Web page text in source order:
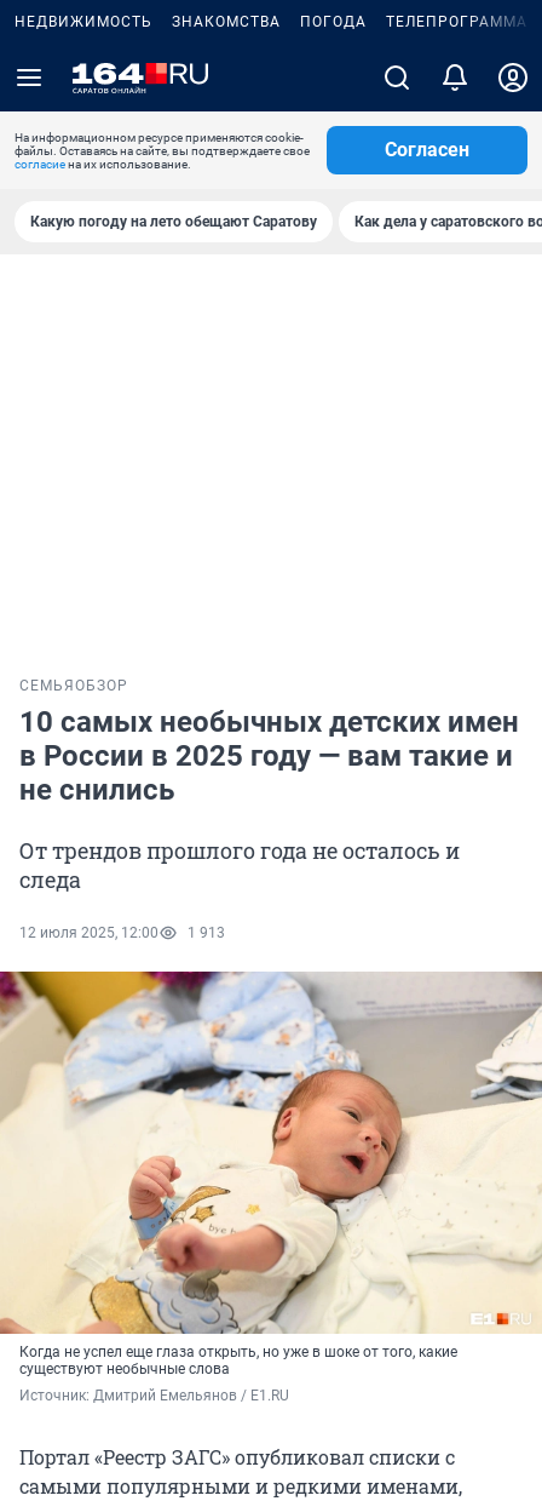
НЕДВИЖИМОСТЬ ЗНАКОМСТВА ПОГОДА ТЕЛЕПРОГРАММА
На информационном ресурсе применяются cookie-
файлы. Оставаясь на сайте, вы подтверждаете свое
согласиена их использование.
Согласен
Какую погоду на лето обещают Саратову Как дела у саратовского
СЕМЬЯ ОБЗОР
10 самых необычных детских имен
в России в 2025 году — вам такие и
не снились
От трендов прошлого года не осталось и
следа
12 июля 2025, 12:00 1 913
Когда не успел еще глаза открыть, но уже в шоке от того, какие
существуют необычные слова
Источник: Дмитрий Емельянов / E1.RU
Портал «Реестр ЗАГС» опубликовал списки с
самыми популярными и редкими именами,